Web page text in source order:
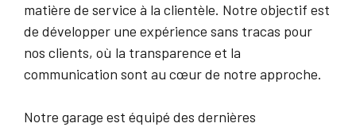
matière de service à la clientèle. Notre objectif est
de développer une expérience sans tracas pour
nos clients, où la transparence et la
communication sont au cœur de notre approche.
Notre garage est équipé des dernières